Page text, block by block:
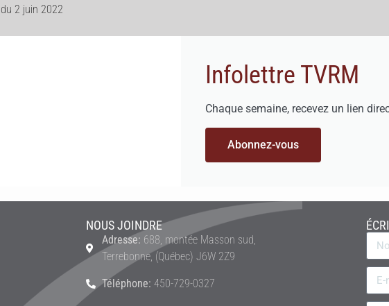
2 juin 2022
Infolettre TVRM
Chaque semaine, recevez un lien
Abonnez-vous
NOUS JOINDRE
Adresse: 688, montée Masson sud,
Terrebonne, (Québec) J6W 2Z9
Téléphone: 450-729-0327